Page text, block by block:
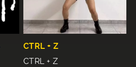
CTRL + Z
CTRL + Z